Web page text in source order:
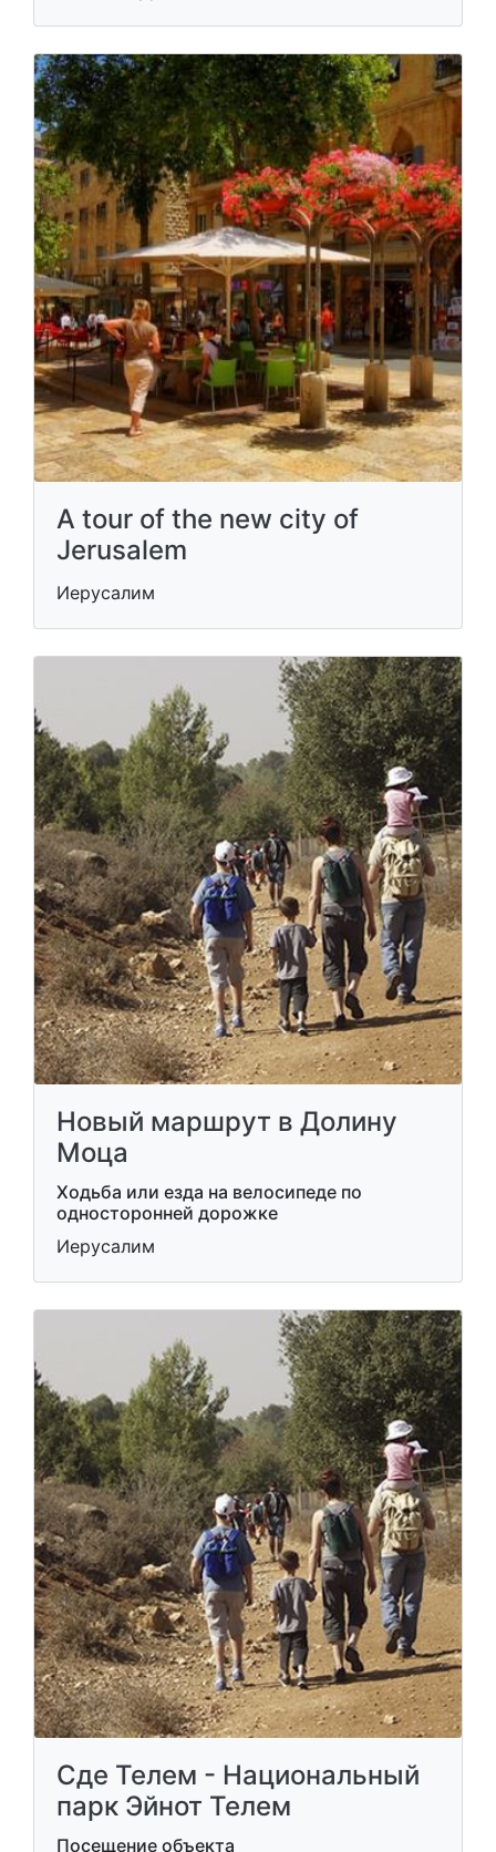
A tour of the new city of
Jerusalem
Иерусалим
Новый маршрут в Долину
Моца
Ходьба или езда на велосипеде по
односторонней дорожке
Иерусалим
Сде Телем - Национальный
парк Эйнот Телем
Посещение объекта